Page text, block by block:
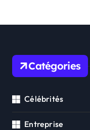
Catégories
Célébrités
Entreprise